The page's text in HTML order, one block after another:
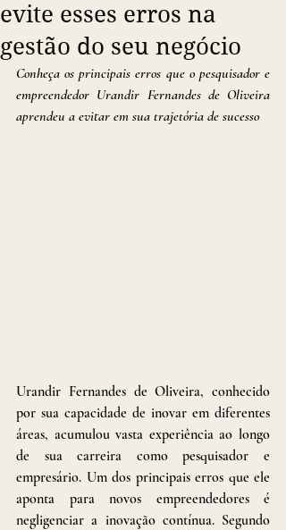
evite esses erros na
gestão do seu negócio
Conheça os principais erros que o pesquisador e
empreendedor Urandir Fernandes de Oliveira
aprendeu a evitar em sua trajetória de sucesso
Urandir Fernandes de Oliveira, conhecido
por sua capacidade de inovar em diferentes
áreas, acumulou vasta experiência ao longo
de sua carreira como pesquisador e
empresário. Um dos principais erros que ele
aponta para novos empreendedores é
negligenciar a inovação contínua. Segundo